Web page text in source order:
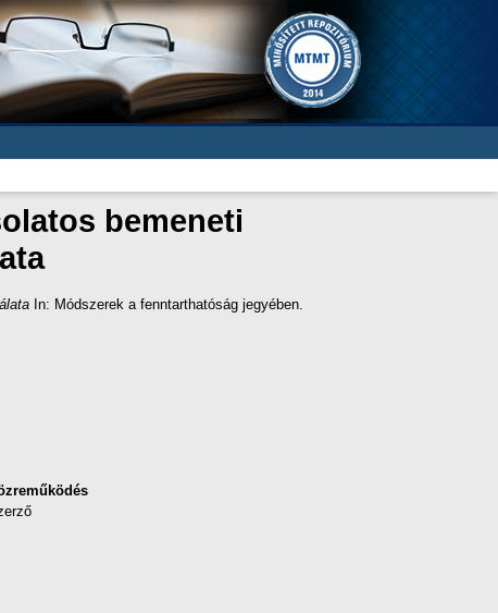
bemeneti
In: Módszerek a fenntarthatóság jegyében.